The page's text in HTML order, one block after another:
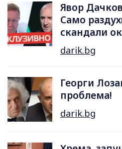
Явор
Само
скандали
darik.bg
Георги
проблема!
darik.bg